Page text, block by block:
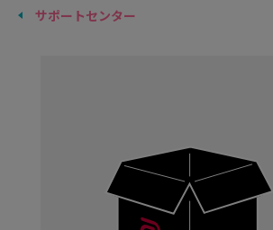
サポートセンター